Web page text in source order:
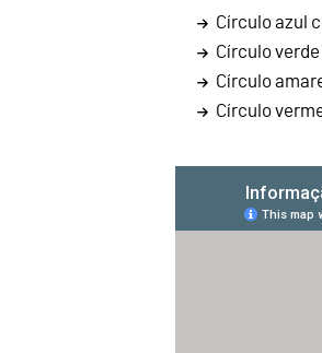
Círculo azul
Círculo
Círculo
Círculo